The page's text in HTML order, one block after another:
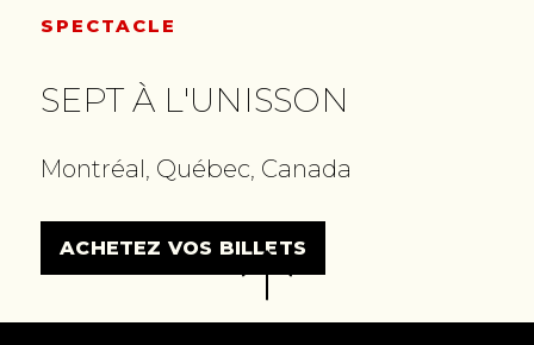
SPECTACLE
SEPT À L'UNISSON
Montréal, Québec, Canada
ACHETEZ VOS BILLETS